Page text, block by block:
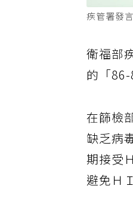
疾管署發
衛福部
的「86-
在篩檢
缺乏病
期接受
避免Ｈ